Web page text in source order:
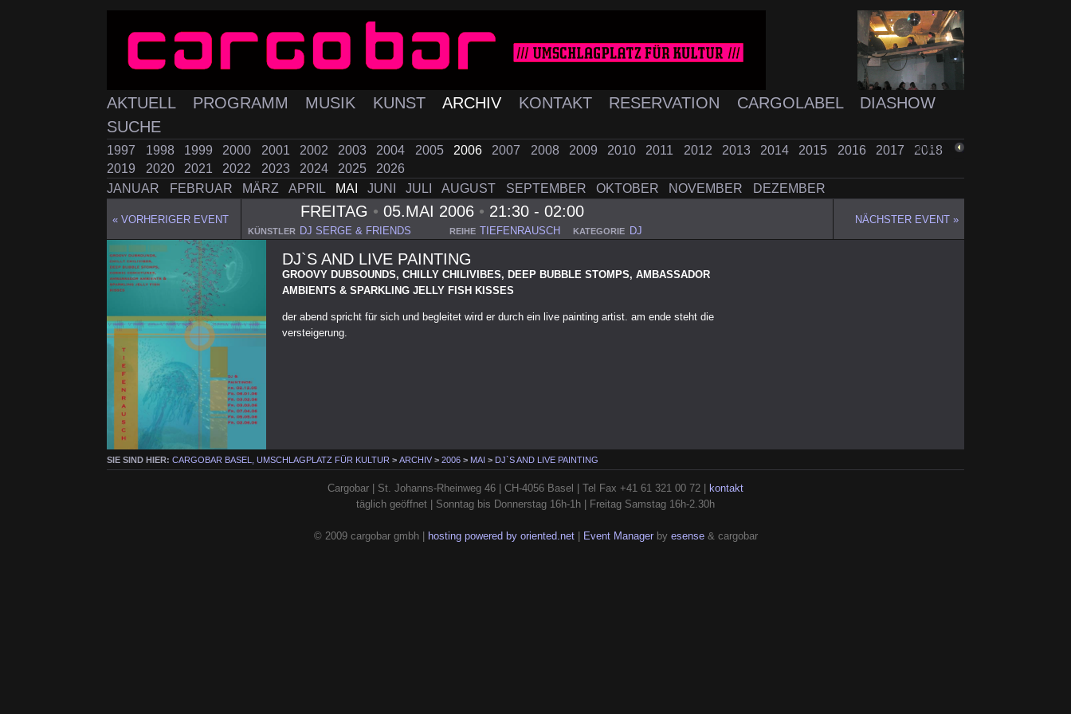
AKTUELL PROGRAMM MUSIK KUNST ARCHIV KONTAKT RESERVATION CARGOLABEL
DIASHOW
SUCHE
1997 1998 1999 2000 2001 2002 2003 2004 2005 2006 2007 2008 2009 2010 2011 2012 2013 2014 2015 2016 2017
2018
2019
2020 2021 2022 2023 2024 2025
2026
JANUAR
FEBRUAR MÄRZ APRIL MAI JUNI JULI AUGUST SEPTEMBER OKTOBER NOVEMBER DEZEMBER
ZURÜCK
« VORHERIGER EVENT FREITAG • 05.MAI 2006 • 21:30 - 02:00
KÜNSTLER DJ SERGE & FRIENDS REIHE TIEFENRAUSCH KATEGORIE DJ
NÄCHSTER EVENT »
DJ`S AND LIVE PAINTING
GROOVY DUBSOUNDS, CHILLY CHILIVIBES, DEEP BUBBLE STOMPS, AMBASSADOR
AMBIENTS & SPARKLING JELLY FISH KISSES
der abend spricht für sich und begleitet wird er durch ein live painting artist. am ende steht die
versteigerung.
SIE SIND HIER:CARGOBAR BASEL, UMSCHLAGPLATZ FÜR KULTUR >ARCHIV >2006 > MAI > DJ`S AND LIVE PAINTING
Cargobar | St. Johanns-Rheinweg 46 | CH-4056 Basel | Tel Fax +41 61 321 00 72 |
kontakt
täglich geöffnet | Sonntag bis Donnerstag 16h-1h | Freitag Samstag 16h-2.30h
© 2009 cargobar gmbh | hosting powered by oriented.net| Event Managerby esense& cargobar